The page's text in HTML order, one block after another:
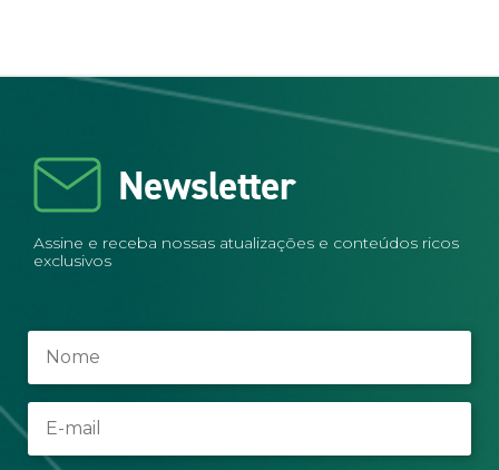
Newsletter
Assine e receba nossas atualizações e conteúdos ricos
exclusivos